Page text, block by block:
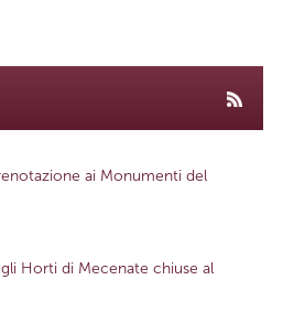
ai Monumenti del
Horti di Mecenate chiuse al